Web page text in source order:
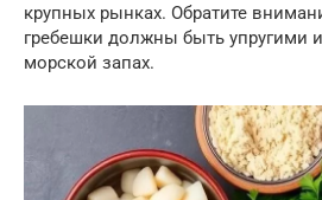
крупных рынках. Обратите
гребешки должны быть упругими
морской запах.